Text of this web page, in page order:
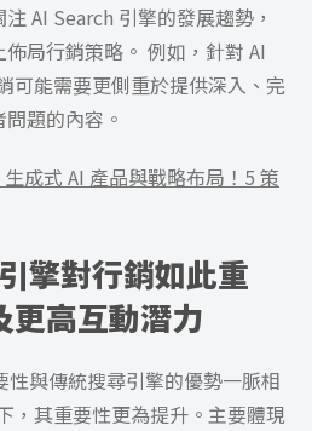
AI Search 引擎的發展趨勢，
局行銷策略。 例如，針對 AI
可能需要更側重於提供深入、完
題的內容。
成式 AI 產品與戰略布局！5 策
擎對行銷如此重
更高互動潛力
性與傳統搜尋引擎的優勢一脈相
，其重要性更為提升。主要體現